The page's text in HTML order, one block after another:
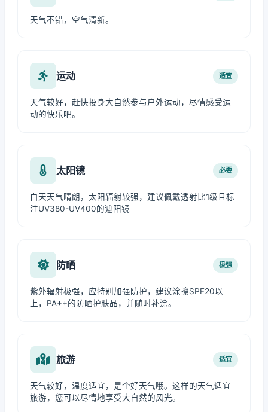
天气不错，空气清新。
运动 适宜
天气较好，赶快投身大自然参与户外运动，尽情感受运
动的快乐吧。
太阳镜 必要
白天天气晴朗，太阳辐射较强，建议佩戴透射比1级且标
注UV380-UV400的遮阳镜
防晒 极强
紫外辐射极强，应特别加强防护，建议涂擦SPF20以
上，PA++的防晒护肤品，并随时补涂。
旅游 适宜
天气较好，温度适宜，是个好天气哦。这样的天气适宜
旅游，您可以尽情地享受大自然的风光。